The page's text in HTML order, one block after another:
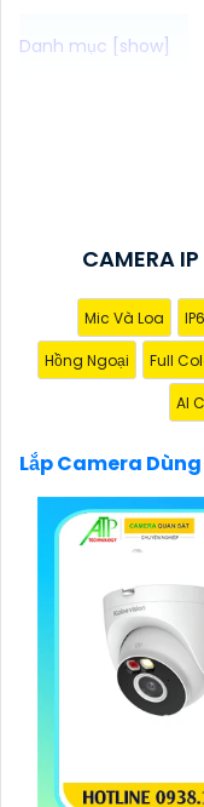
Camera dùng sim
ninh hiệu quả cho
bạn mà không
camera đề xuất
CAMERA
Mic Và Loa
Hồng Ngoại Full
AI
Lắp Camera Dùng